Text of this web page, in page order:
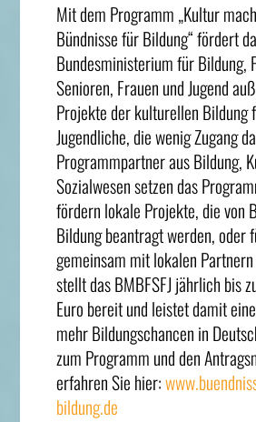
Mit dem Programm „Kultur
Bündnisse für Bildung“ fördert
Bundesministerium für Bildung,
Senioren, Frauen und Jugend
Projekte der kulturellen Bildung
Jugendliche, die wenig Zugang
Programmpartner aus Bildung,
Sozialwesen setzen das
fördern lokale Projekte, die von
Bildung beantragt werden, oder
gemeinsam mit lokalen
stellt das BMBFSFJ jährlich bis
Euro bereit und leistet damit
mehr Bildungschancen in
zum Programm und den
erfahren Sie hier:
bildung.de